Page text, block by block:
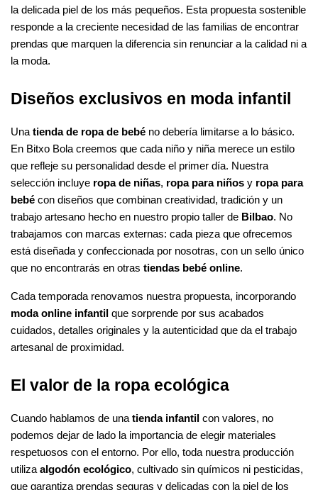
la delicada piel de los más pequeños. Esta propuesta sostenible
responde a la creciente necesidad de las familias de encontrar
prendas que marquen la diferencia sin renunciar a la calidad ni a
la moda.
Diseños exclusivos en moda infantil
Una tienda de ropa de bebé no debería limitarse a lo básico.
En Bitxo Bola creemos que cada niño y niña merece un estilo
que refleje su personalidad desde el primer día. Nuestra
selección incluye ropa de niñas, ropa para niños y ropa para
bebé con diseños que combinan creatividad, tradición y un
trabajo artesano hecho en nuestro propio taller de Bilbao. No
trabajamos con marcas externas: cada pieza que ofrecemos
está diseñada y confeccionada por nosotras, con un sello único
que no encontrarás en otras tiendas bebé online.
Cada temporada renovamos nuestra propuesta, incorporando
moda online infantil que sorprende por sus acabados
cuidados, detalles originales y la autenticidad que da el trabajo
artesanal de proximidad.
El valor de la ropa ecológica
Cuando hablamos de una tienda infantil con valores, no
podemos dejar de lado la importancia de elegir materiales
respetuosos con el entorno. Por ello, toda nuestra producción
utiliza algodón ecológico, cultivado sin químicos ni pesticidas,
que garantiza prendas seguras y delicadas con la piel de los